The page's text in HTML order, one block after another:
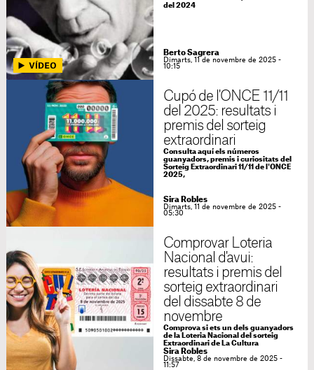
del 2024
Berto Sagrera
Dimarts, 11 de novembre de 2025 -
10:15
Cupó de l'ONCE 11/11
del 2025: resultats i
premis del sorteig
extraordinari
Consulta aquí els números
guanyadors, premis i curiositats del
Sorteig Extraordinari 11/11 de l'ONCE
2025,
Sira Robles
Dimarts, 11 de novembre de 2025 -
05:30
Comprovar Loteria
Nacional d'avui:
resultats i premis del
sorteig extraordinari
del dissabte 8 de
novembre
Comprova si ets un dels guanyadors
de la Loteria Nacional del sorteig
Extraordinari de La Cultura
Sira Robles
Dissabte, 8 de novembre de 2025 -
11:57